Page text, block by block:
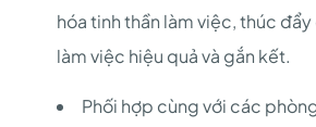
hóa tinh thần làm việc, thúc
làm việc hiệu quả và gắn kết.
Phối hợp cùng với các